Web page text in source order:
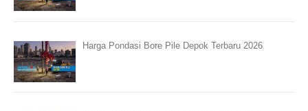
Harga Pondasi Bore Pile Depok Terbaru 2026